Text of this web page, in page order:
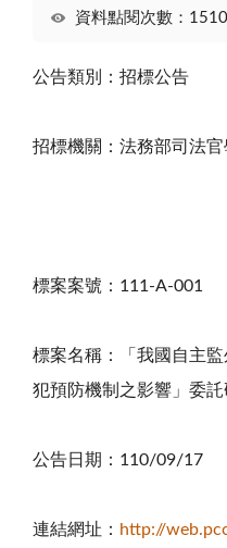
資料點閱次數：1510
公告類別：招標公告
招標機關：法務部司法官
標案案號： 111-A-001
標案名稱：「我國自主
犯預防機制之影響」委託
公告日期： 110/09/17
連結網址： http://